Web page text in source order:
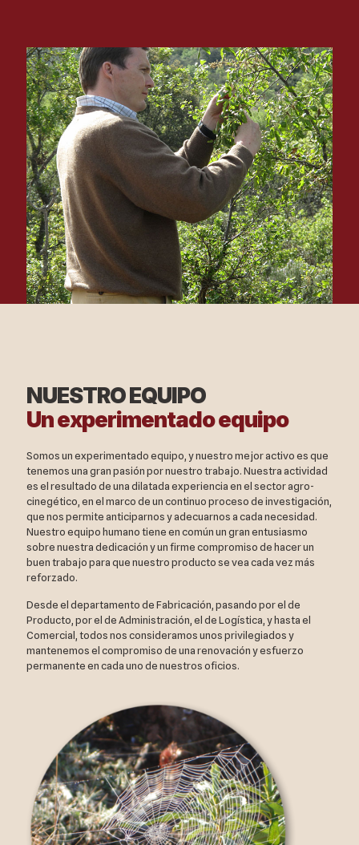
NUESTRO EQUIPO
Un experimentado equipo
Somos un experimentado equipo, y nuestro mejor activo es que
tenemos una gran pasión por nuestro trabajo. Nuestra actividad
es el resultado de una dilatada experiencia en el sector agro-
cinegético, en el marco de un continuo proceso de investigación,
que nos permite anticiparnos y adecuarnos a cada necesidad.
Nuestro equipo humano tiene en común un gran entusiasmo
sobre nuestra dedicación y un firme compromiso de hacer un
buen trabajo para que nuestro producto se vea cada vez más
reforzado.
Desde el departamento de Fabricación, pasando por el de
Producto, por el de Administración, el de Logística, y hasta el
Comercial, todos nos consideramos unos privilegiados y
mantenemos el compromiso de una renovación y esfuerzo
permanente en cada uno de nuestros oficios.